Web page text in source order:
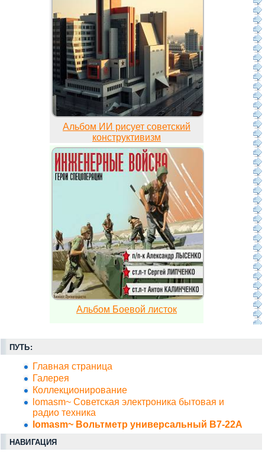
Альбом ИИ рисует советский
конструктивизм
Альбом Боевой листок
ПУТЬ:
Главная страница
Галерея
Коллекционирование
lomasm~ Советская электроника бытовая и
радио техника
lomasm~ Вольтметр универсальный В7-22А
НАВИГАЦИЯ